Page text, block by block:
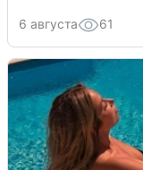
6 августа 61